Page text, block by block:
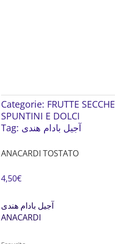
Categorie: FRUTTE SECCHE
SPUNTINI E DOLCI
Tag: آجیل بادام هندی
ANACARDI TOSTATO
4,50€
آجیل بادام هندی
ANACARDI